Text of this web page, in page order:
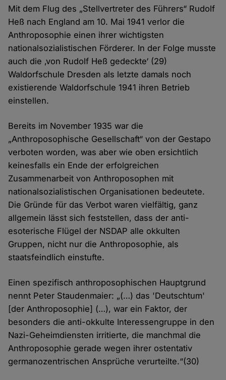
Mit dem Flug des „Stellvertreter des Führers“ Rudolf
Heß nach England am 10. Mai 1941 verlor die
Anthroposophie einen ihrer wichtigsten
nationalsozialistischen Förderer. In der Folge musste
auch die ‚von Rudolf Heß gedeckte‘ (29)
Waldorfschule Dresden als letzte damals noch
existierende Waldorfschule 1941 ihren Betrieb
einstellen.
Bereits im November 1935 war die
„Anthroposophische Gesellschaft“ von der Gestapo
verboten worden, was aber wie oben ersichtlich
keinesfalls ein Ende der erfolgreichen
Zusammenarbeit von Anthroposophen mit
nationalsozialistischen Organisationen bedeutete.
Die Gründe für das Verbot waren vielfältig, ganz
allgemein lässt sich feststellen, dass der anti-
esoterische Flügel der NSDAP alle okkulten
Gruppen, nicht nur die Anthroposophie, als
staatsfeindlich einstufte.
Einen spezifisch anthroposophischen Hauptgrund
nennt Peter Staudenmaier: „(…) das 'Deutschtum'
[der Anthroposophie] (…), war ein Faktor, der
besonders die anti-okkulte Interessengruppe in den
Nazi-Geheimdiensten irritierte, die manchmal die
Anthroposophie gerade wegen ihrer ostentativ
germanozentrischen Ansprüche verurteilte.“(30)